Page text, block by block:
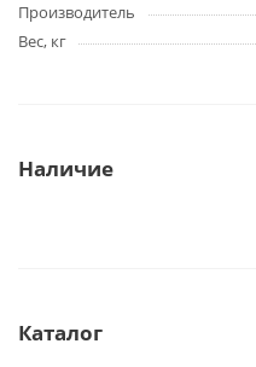
Производитель
Вес, кг
Наличие
Каталог